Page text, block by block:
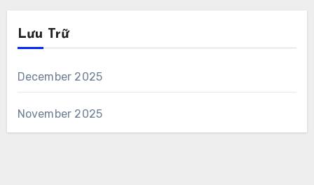
Lưu Trữ
December 2025
November 2025